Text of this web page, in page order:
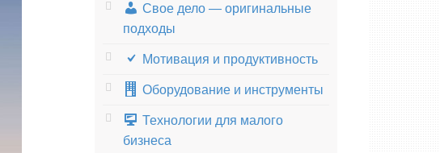
Свое дело — оригинальные
подходы
Мотивация и продуктивность
Оборудование и инструменты
Технологии для малого
бизнеса